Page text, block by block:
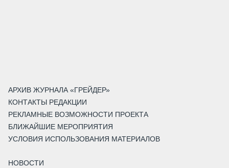
АРХИВ ЖУРНАЛА «ГРЕЙДЕР»
КОНТАКТЫ РЕДАКЦИИ
РЕКЛАМНЫЕ ВОЗМОЖНОСТИ ПРОЕКТА
БЛИЖАЙШИЕ МЕРОПРИЯТИЯ
УСЛОВИЯ ИСПОЛЬЗОВАНИЯ МАТЕРИАЛОВ
НОВОСТИ